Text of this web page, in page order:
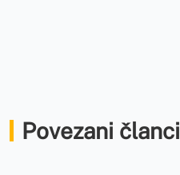
Povezani članci